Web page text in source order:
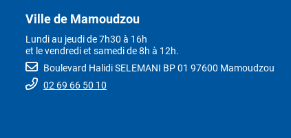
Ville de Mamoudzou
Lundi au jeudi de 7h30 à 16h
et le vendredi et samedi de 8h à 12h.
Boulevard Halidi SELEMANI BP 01 97600 Mamoudzou
02 69 66 50 10